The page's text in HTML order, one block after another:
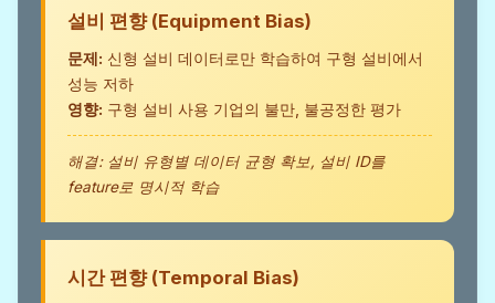
설비 편향 (Equipment Bias)
문제: 신형 설비 데이터로만 학습하여 구형 설비에서
성능 저하
영향: 구형 설비 사용 기업의 불만, 불공정한 평가
해결: 설비 유형별 데이터 균형 확보, 설비 ID를
feature로 명시적 학습
시간 편향 (Temporal Bias)